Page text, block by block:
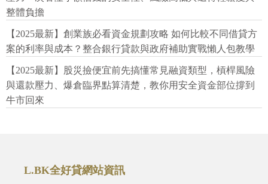
整體負擔
【2025最新】創業族必看資金規劃攻略 如何比較不同借貸方
案的利率與成本？整合銀行貸款與政府補助實戰懶人包教學
【2025最新】股災撿便宜前先搞懂常見融資類型，槓桿風險
與還款壓力、爆倉臨界點算清楚，教你用安全資金部位撐到
牛市回來
L.BK全好貸網站資訊